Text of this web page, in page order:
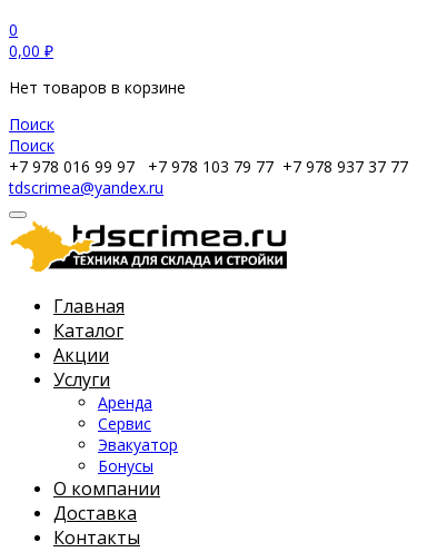
0
0,00 ₽
Нет товаров в корзине
Поиск
Поиск
+7 978 016 99 97
+7 978 103 79 77 +7 978 937 37 77
tdscrimea@yandex.ru
Главная
Каталог
Акции
Услуги
Аренда
Сервис
Эвакуатор
Бонусы
О компании
Доставка
Контакты